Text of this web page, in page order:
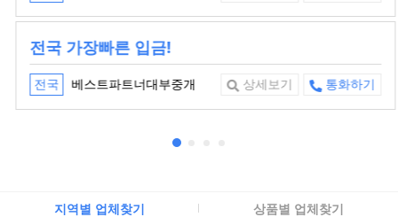
전국 가장빠른 입금!
전국 베스트파트너대부중개 상세보기 통화하기
지역별 업체찾기 상품별 업체찾기